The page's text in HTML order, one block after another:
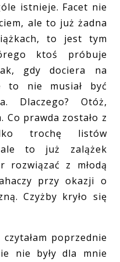
istnieje. Facet nie
ale to już żadna
to jest tym
ktoś próbuje
gdy dociera na
to nie musiał być
Dlaczego? Otóż,
Co prawda zostało z
trochę listów
to już zalążek
rozwiązać z młodą
przy okazji o
Czyżby kryło się
poprzednie
nie były dla mnie